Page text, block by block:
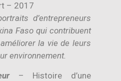
– 2017
d’entrepreneurs
Faso qui contribuent
la vie de leurs
environnement.
– Histoire d’une